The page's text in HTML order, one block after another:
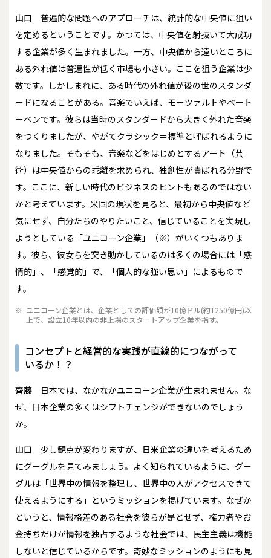
山口 普遍的な問題へのアプローチは、統計的な中央値に狙い
を定めるということです。かつては、中央値を射抜いて大成功
する企業が多く生まれました。一方、中央値から遠いところに
ある外れ値は普遍性が低く市場も小さい。ここを狙う企業は少
数です。しかしまれに、ある時代の外れ値が後の世のスタンダ
ードになることがある。音楽でいえば、モーツァルトやベート
ーベンです。彼らは当時のスタンダードから大きく外れた音楽
をつくりましたが、やがてクラシック＝標準と呼ばれるように
なりました。そもそも、音楽などをはじめとするアート（芸
術）は中央値からの乖離を求められ、独創性が貴ばれる分野で
す。ここに、新しい時代のビジネスのヒントもあるのではない
かと考えています。米国の現状を見ると、最初から中央値など
気にせず、自分たちのやりたいこと、信じていることを実現し
ようとしている「ユニコーン企業」（※）がいくつもありま
す。彼ら、彼女らを突き動かしているのは多くの場合には「感
情的」、「感覚的」で、「個人的な強い思い」によるもので
す。
※ ユニコーン企業とは、企業としての評価額が10億ドル(約1250億円)以
上で、設立10年以内の非上場のスタートアップ企業を指す。
コンセプトと経営的な実践が直線的につながって
いるか！？
齊藤 日本では、なかなかユニコーン企業が生まれません。な
ぜ、日本企業の多くはシフトチェンジができないのでしょう
か。
山口 少し観点が変わりますが、日米企業の違いを考えるため
にグーグルを見てみましょう。よく知られているように、グー
グルは「世界中の情報を整理し、世界中の人がアクセスできて
使えるようにする」というミッションを掲げています。なぜか
というと、情報格差のある社会を彼らが是とせず、権力者やお
金持ちだけが情報を独占するような社会では、民主主義は機能
しないと信じているからです。奇妙なミッションのようにも見